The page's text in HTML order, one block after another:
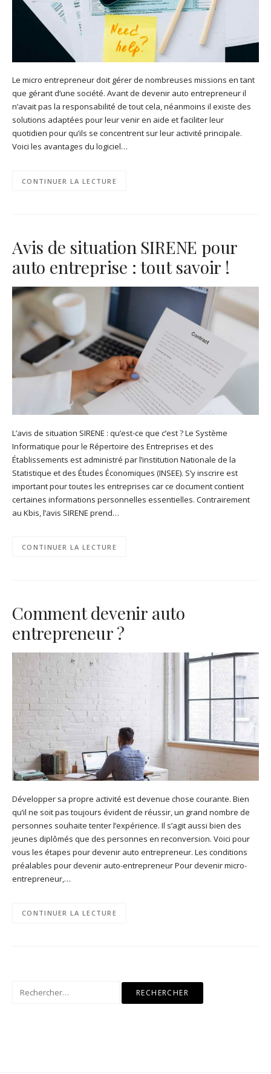
Le micro entrepreneur doit gérer de nombreuses missions en tant
que gérant d’une société. Avant de devenir auto entrepreneur il
n’avait pas la responsabilité de tout cela, néanmoins il existe des
solutions adaptées pour leur venir en aide et faciliter leur
quotidien pour qu’ils se concentrent sur leur activité principale.
Voici les avantages du logiciel…
CONTINUER LA LECTURE
Avis de situation SIRENE pour
auto entreprise : tout savoir !
L’avis de situation SIRENE : qu’est-ce que c’est ? Le Système
Informatique pour le Répertoire des Entreprises et des
Établissements est administré par l’institution Nationale de la
Statistique et des Études Économiques (INSEE). S’y inscrire est
important pour toutes les entreprises car ce document contient
certaines informations personnelles essentielles. Contrairement
au Kbis, l’avis SIRENE prend…
CONTINUER LA LECTURE
Comment devenir auto
entrepreneur ?
Développer sa propre activité est devenue chose courante. Bien
qu’il ne soit pas toujours évident de réussir, un grand nombre de
personnes souhaite tenter l’expérience. Il s’agit aussi bien des
jeunes diplômés que des personnes en reconversion. Voici pour
vous les étapes pour devenir auto entrepreneur. Les conditions
préalables pour devenir auto-entrepreneur Pour devenir micro-
entrepreneur,…
CONTINUER LA LECTURE